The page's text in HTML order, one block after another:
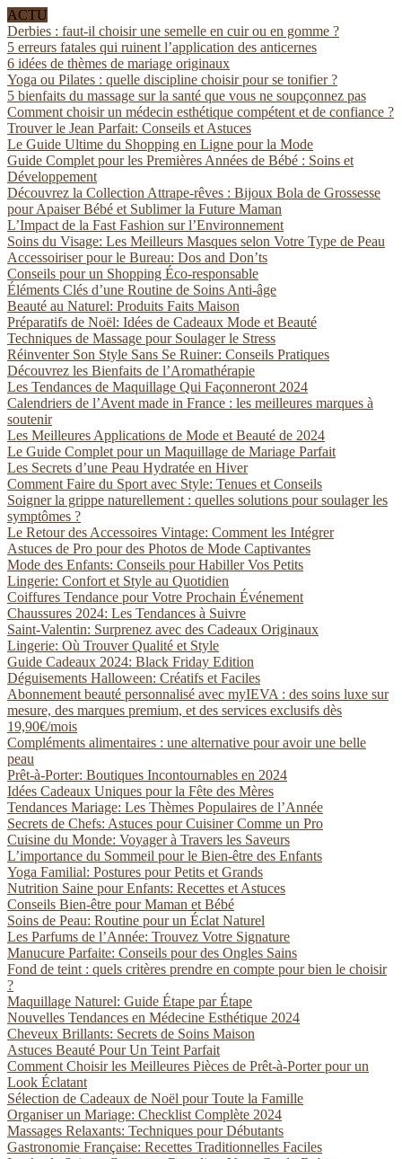
ACTU
Derbies : faut-il choisir une semelle en cuir ou en gomme ?
5 erreurs fatales qui ruinent l’application des anticernes
6 idées de thèmes de mariage originaux
Yoga ou Pilates : quelle discipline choisir pour se tonifier ?
5 bienfaits du massage sur la santé que vous ne soupçonnez pas
Comment choisir un médecin esthétique compétent et de confiance ?
Trouver le Jean Parfait: Conseils et Astuces
Le Guide Ultime du Shopping en Ligne pour la Mode
Guide Complet pour les Premières Années de Bébé : Soins et
Développement
Découvrez la Collection Attrape-rêves : Bijoux Bola de Grossesse
pour Apaiser Bébé et Sublimer la Future Maman
L’Impact de la Fast Fashion sur l’Environnement
Soins du Visage: Les Meilleurs Masques selon Votre Type de Peau
Accessoiriser pour le Bureau: Dos and Don’ts
Conseils pour un Shopping Éco-responsable
Éléments Clés d’une Routine de Soins Anti-âge
Beauté au Naturel: Produits Faits Maison
Préparatifs de Noël: Idées de Cadeaux Mode et Beauté
Techniques de Massage pour Soulager le Stress
Réinventer Son Style Sans Se Ruiner: Conseils Pratiques
Découvrez les Bienfaits de l’Aromathérapie
Les Tendances de Maquillage Qui Façonneront 2024
Calendriers de l’Avent made in France : les meilleures marques à
soutenir
Les Meilleures Applications de Mode et Beauté de 2024
Le Guide Complet pour un Maquillage de Mariage Parfait
Les Secrets d’une Peau Hydratée en Hiver
Comment Faire du Sport avec Style: Tenues et Conseils
Soigner la grippe naturellement : quelles solutions pour soulager les
symptômes ?
Le Retour des Accessoires Vintage: Comment les Intégrer
Astuces de Pro pour des Photos de Mode Captivantes
Mode des Enfants: Conseils pour Habiller Vos Petits
Lingerie: Confort et Style au Quotidien
Coiffures Tendance pour Votre Prochain Événement
Chaussures 2024: Les Tendances à Suivre
Saint-Valentin: Surprenez avec des Cadeaux Originaux
Lingerie: Où Trouver Qualité et Style
Guide Cadeaux 2024: Black Friday Edition
Déguisements Halloween: Créatifs et Faciles
Abonnement beauté personnalisé avec myIEVA : des soins luxe sur
mesure, des marques premium, et des services exclusifs dès
19,90€/mois
Compléments alimentaires : une alternative pour avoir une belle
peau
Prêt-à-Porter: Boutiques Incontournables en 2024
Idées Cadeaux Uniques pour la Fête des Mères
Tendances Mariage: Les Thèmes Populaires de l’Année
Secrets de Chefs: Astuces pour Cuisiner Comme un Pro
Cuisine du Monde: Voyager à Travers les Saveurs
L’importance du Sommeil pour le Bien-être des Enfants
Yoga Familial: Postures pour Petits et Grands
Nutrition Saine pour Enfants: Recettes et Astuces
Conseils Bien-être pour Maman et Bébé
Soins de Peau: Routine pour un Éclat Naturel
Les Parfums de l’Année: Trouvez Votre Signature
Manucure Parfaite: Conseils pour des Ongles Sains
Fond de teint : quels critères prendre en compte pour bien le choisir
?
Maquillage Naturel: Guide Étape par Étape
Nouvelles Tendances en Médecine Esthétique 2024
Cheveux Brillants: Secrets de Soins Maison
Astuces Beauté Pour Un Teint Parfait
Comment Choisir les Meilleures Pièces de Prêt-à-Porter pour un
Look Éclatant
Sélection de Cadeaux de Noël pour Toute la Famille
Organiser un Mariage: Checklist Complète 2024
Massages Relaxants: Techniques pour Débutants
Gastronomie Française: Recettes Traditionnelles Faciles